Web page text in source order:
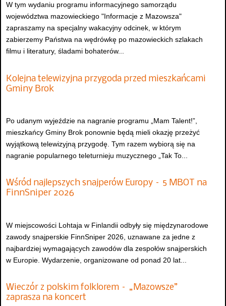
W tym wydaniu programu informacyjnego samorządu
województwa mazowieckiego "Informacje z Mazowsza"
zapraszamy na specjalny wakacyjny odcinek, w którym
zabierzemy Państwa na wędrówkę po mazowieckich szlakach
filmu i literatury, śladami bohaterów...
Kolejna telewizyjna przygoda przed mieszkańcami
Gminy Brok
Po udanym wyjeździe na nagranie programu „Mam Talent!”,
mieszkańcy Gminy Brok ponownie będą mieli okazję przeżyć
wyjątkową telewizyjną przygodę. Tym razem wybiorą się na
nagranie popularnego teleturnieju muzycznego „Tak To...
Wśród najlepszych snajperów Europy – 5 MBOT na
FinnSniper 2026
W miejscowości Lohtaja w Finlandii odbyły się międzynarodowe
zawody snajperskie FinnSniper 2026, uznawane za jedne z
najbardziej wymagających zawodów dla zespołów snajperskich
w Europie. Wydarzenie, organizowane od ponad 20 lat...
Wieczór z polskim folklorem – „Mazowsze”
zaprasza na koncert